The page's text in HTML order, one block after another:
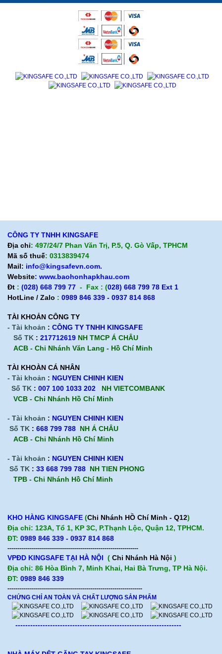
CÔNG TY TNHH KINGSAFE
Địa chỉ: 497/24/7 Phan Văn Trị, P.5, Q. Gò Vấp, TPHCM
Mã số thuế: 0313839474
Mail: info@kingsafevn.com.
Website: www.baohonhapkhau.com
Đt : (028) 668 799 77 - Fax : (028) 668 799 78 Ext 1
HotLine / Zalo : 0989 846 339 - 0937 814 868
TÀI KHOẢN CÔNG TY
- Tài khoản : CÔNG TY TNHH KINGSAFE
Số TK : 217712619 NH TMCP Á CHÂU
ACB - Chi Nhánh Văn Lang - Hồ Chí Minh
TÀI KHOÀN CÁ NHÂN
- Tài khoản : NGUYEN CHINH KIEN
Số TK : 007 100 1033 202
NH VIETCOMBANK
VCB - Chi Nhánh Hồ Chí Minh
- Tài khoản : NGUYEN CHINH KIEN
Số TK : 668 799 788 NH Á CHÂU
ACB - Chi Nhánh Hồ Chí Minh
- Tài khoản : NGUYEN CHINH KIEN
Số TK : 33 668 799 788 NH TIEN PHONG
TPB - Chi Nhánh Hồ Chí Minh
KHO HÀNG KINGSAFE (Chi Nhánh HỒ Chí Minh - Q12)
Địa chỉ: 123A, Tổ 1, KP 3C, P.Thạnh Lộc, Quận 12, TPHCM.
ĐT: 0989 846 339 - 0937 814 868
------------------------------------------------------------------
VPĐD KINGSAFE TẠI HÀ NỘI ( Chi Nhánh Hà Nội )
Địa chỉ: 86 Hòa Bình 7, Minh Khai, Hai Bà Trưng, TP Hà Nội.
ĐT: 0989 846 339
--------------------------------------------------------------------
CHỨNG CHỈ AN TOÀN VÀ CHẤT LƯỢNG SẢN PHẨM
-------------------------------------------------------------------